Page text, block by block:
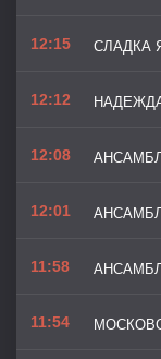
12:15
12:12
12:08
12:01
11:58
11:54